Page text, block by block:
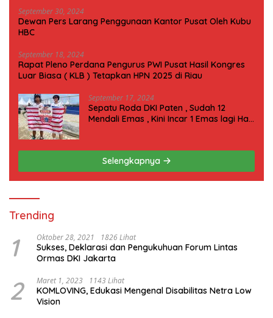
September 30, 2024
Dewan Pers Larang Penggunaan Kantor Pusat Oleh Kubu
HBC
September 18, 2024
Rapat Pleno Perdana Pengurus PWI Pusat Hasil Kongres
Luar Biasa ( KLB ) Tetapkan HPN 2025 di Riau
September 17, 2024
Sepatu Roda DKI Paten , Sudah 12
Mendali Emas , Kini Incar 1 Emas lagi Hari
Selengkapnya
Trending
1 Oktober 28, 2021 1826 Lihat
Sukses, Deklarasi dan Pengukuhuan Forum Lintas
Ormas DKI Jakarta
2 Maret 1, 2023 1143 Lihat
KOMLOVING, Edukasi Mengenal Disabilitas Netra Low
Vision